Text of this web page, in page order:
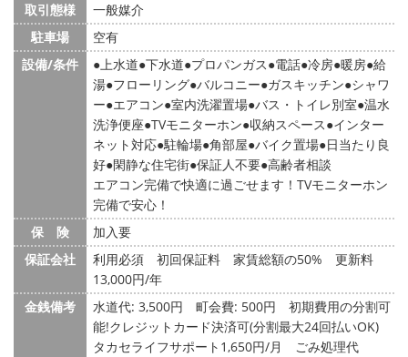
取引態様
一般媒介
駐車場
空有
設備/条件
上水道 下水道 プロパンガス 電話 冷房 暖房 給
湯 フローリング バルコニー ガスキッチン シャワ
ー エアコン 室内洗濯置場 バス・トイレ別室 温水
洗浄便座 TVモニターホン 収納スペース インター
ネット対応 駐輪場 角部屋 バイク置場 日当たり良
好 閑静な住宅街 保証人不要 高齢者相談
エアコン完備で快適に過ごせます！TVモニターホン
完備で安心！
保 険
加入要
保証会社
利用必須 初回保証料 家賃総額の50% 更新料
13,000円/年
金銭備考
水道代: 3,500円 町会費: 500円
初期費用の分割可
能!クレジットカード決済可(分割最大24回払いOK)
タカセライフサポート1,650円/月 ごみ処理代